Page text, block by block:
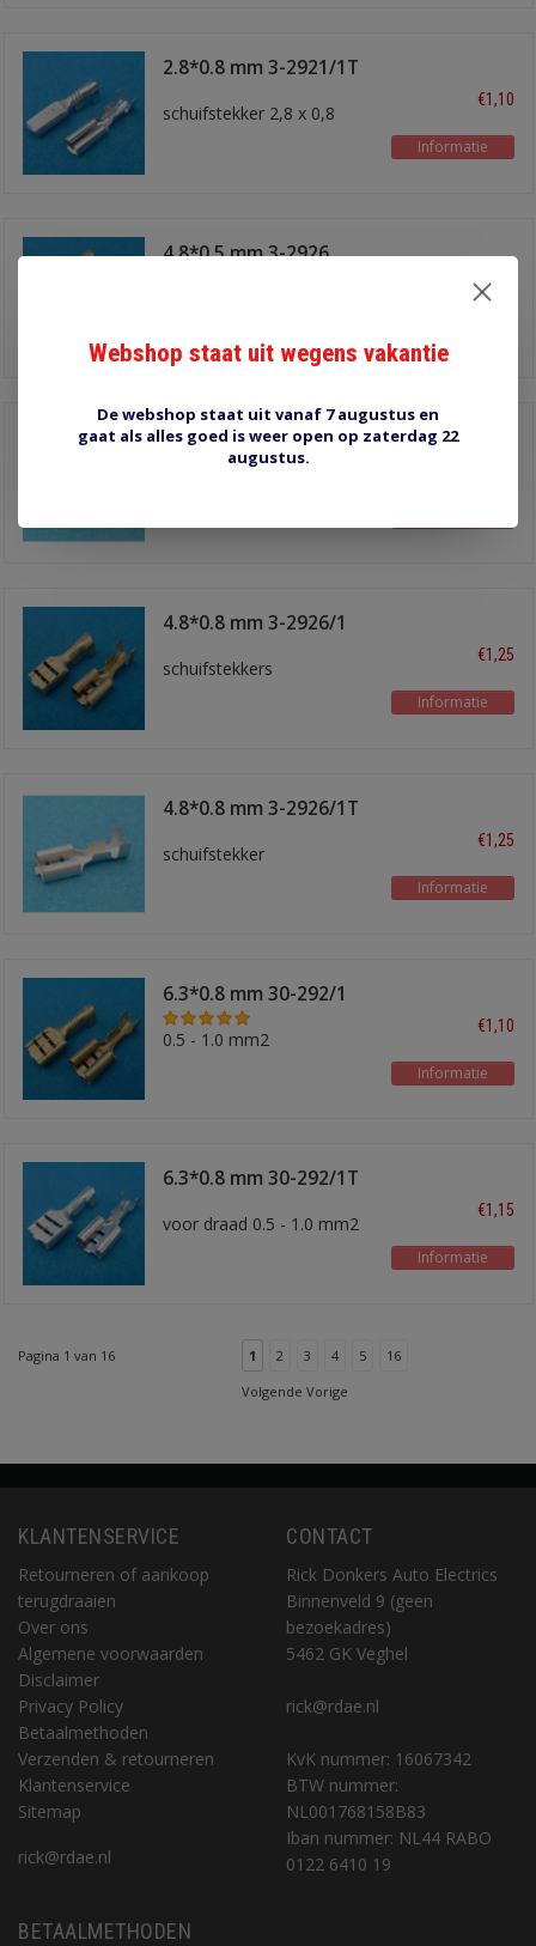
2.8*0.8 mm 3-2921/1T
schuifstekker 2,8 x 0,8
€1,10
Informatie
4.8*0.5 mm 3-2926
€1,10
4.8*0.5 mm 3-2926T
4.8*0.8 mm 3-2926/1
schuifstekkers
€1,25
Informatie
4.8*0.8 mm 3-2926/1T
schuifstekker
€1,25
Informatie
6.3*0.8 mm 30-292/1
0.5 - 1.0 mm2
€1,10
Informatie
6.3*0.8 mm 30-292/1T
voor draad 0.5 - 1.0 mm2
€1,15
Informatie
Pagina 1 van 16 1 2 3 4 5
16
Volgende Vorige
KLANTENSERVICE
Retourneren of aankoop
terugdraaien
Over ons
Algemene voorwaarden
Disclaimer
Privacy Policy
Betaalmethoden
Verzenden & retourneren
Klantenservice
Sitemap
rick@rdae.nl
CONTACT
Rick Donkers Auto Electrics
Binnenveld 9 (geen
bezoekadres)
5462 GK Veghel
rick@rdae.nl
KvK nummer: 16067342
BTW nummer:
NL001768158B83
Iban nummer: NL44 RABO
0122 6410 19
BETAALMETHODEN
Webshop staat uit wegens vakantie
De webshop staat uit vanaf 7 augustus en
gaat als alles goed is weer open op zaterdag 22
augustus.